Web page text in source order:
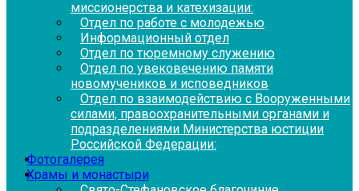
миссионерства и катехизации:
Отдел по работе с молодежью
Информационный отдел
Отдел по тюремному служению
Отдел по увековечению памяти
новомучеников и исповедников
Отдел по взаимодействию с Вооруженными
силами, правоохранительными органами и
подразделениями Министерства юстиции
Российской Федерации:
Фотогалерея
Храмы и монастыри